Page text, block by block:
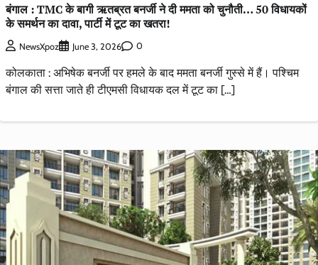
बंगाल : TMC के बागी ऋतब्रत बनर्जी ने दी ममता को चुनौती… 50 विधायकों
के समर्थन का दावा, पार्टी में टूट का खतरा!
NewsXpoz June 3, 2026 0
कोलकाता : अभिषेक बनर्जी पर हमले के बाद ममता बनर्जी गुस्से में हैं। पश्चिम
बंगाल की सत्ता जाते ही टीएमसी विधायक दल में टूट का […]